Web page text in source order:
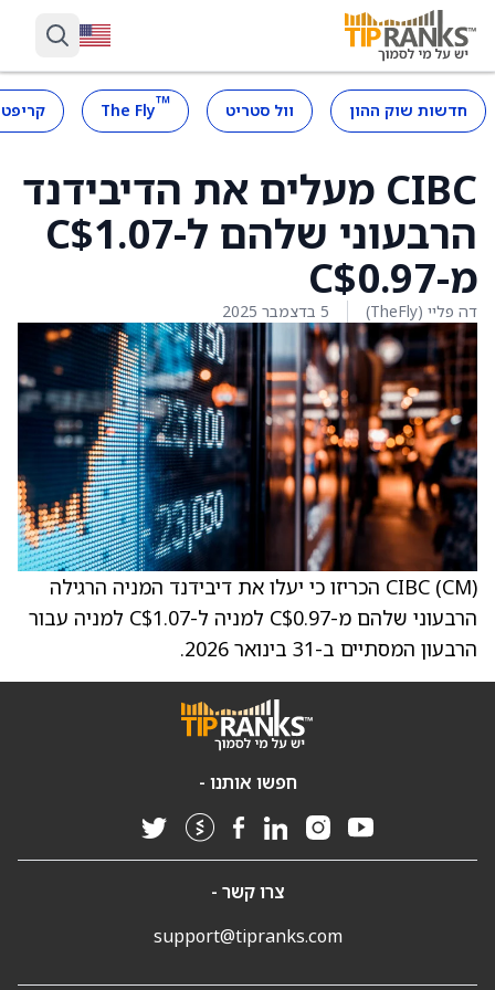
חדשות שוק ההון וול סטריט ™
The Fly
CIBC מעלים את הדיבידנד
הרבעוני שלהם ל-C$1.07
מ-C$0.97
דה פליי (TheFly) 5 בדצמבר 2025
CIBC (CM) הכריזו כי יעלו את דיבידנד המניה הרגילה
הרבעוני שלהם מ-C$0.97 למניה ל-C$1.07 למניה עבור
הרבעון המסתיים ב-31 בינואר 2026.
חפשו אותנו -
צרו קשר -
support@tipranks.com